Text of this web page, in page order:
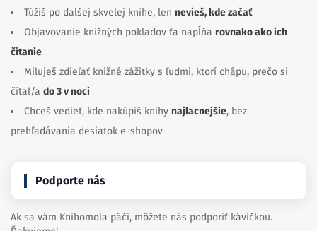
Túžiš po ďalšej skvelej knihe, len nevieš, kde začať
Objavovanie knižných pokladov ťa napĺňa rovnako ako ich
čítanie
Miluješ zdieľať knižné zážitky s ľuďmi, ktorí chápu, prečo si
čítal/a do 3 v noci
Chceš vedieť, kde nakúpiš knihy najlacnejšie, bez
prehľadávania desiatok e-shopov
Podporte nás
Ak sa vám Knihomola páči, môžete nás podporiť kávičkou.